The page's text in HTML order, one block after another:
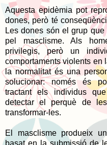
Aquesta epidèmia pot
dones, però té
Les dones són el grup
pel masclisme. Als
privilegis, però un
comportaments violents en
la normalitat és una
solucionar: només és
tractant els individus
detectar el perquè de
transformar-les.
El masclisme produeix
basat en la submissió de